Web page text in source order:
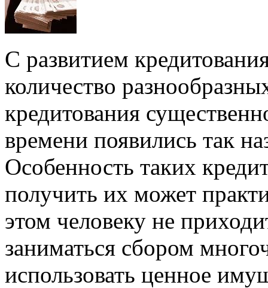
С развитием
количество
кредитования
времени появились так
Особенность таких
получить их может
этом человеку не
заниматься сбором
использовать ценное